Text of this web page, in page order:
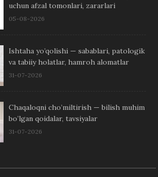
uchun afzal tomonlari, zararlari
05-08-2026
Ishtaha yo’qolishi — sabablari, patologik
va tabiiy holatlar, hamroh alomatlar
31-07-2026
Chaqaloqni cho’miltirish — bilish muhim
bo’lgan qoidalar, tavsiyalar
31-07-2026